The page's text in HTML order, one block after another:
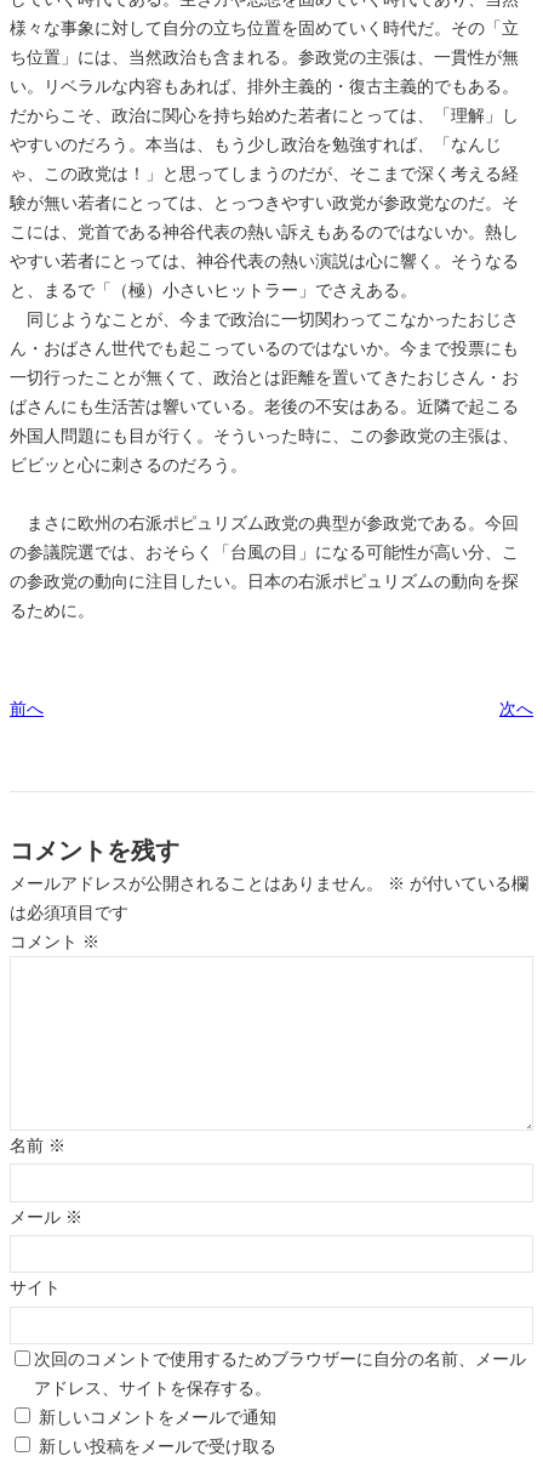
様々な事象に対して自分の立ち位置を固めていく時代だ。その「立
ち位置」には、当然政治も含まれる。参政党の主張は、一貫性が無
い。リベラルな内容もあれば、排外主義的・復古主義的でもある。
だからこそ、政治に関心を持ち始めた若者にとっては、「理解」し
やすいのだろう。本当は、もう少し政治を勉強すれば、「なんじ
ゃ、この政党は！」と思ってしまうのだが、そこまで深く考える経
験が無い若者にとっては、とっつきやすい政党が参政党なのだ。そ
こには、党首である神谷代表の熱い訴えもあるのではないか。熱し
やすい若者にとっては、神谷代表の熱い演説は心に響く。そうなる
と、まるで「（極）小さいヒットラー」でさえある。
同じようなことが、今まで政治に一切関わってこなかったおじさ
ん・おばさん世代でも起こっているのではないか。今まで投票にも
一切行ったことが無くて、政治とは距離を置いてきたおじさん・お
ばさんにも生活苦は響いている。老後の不安はある。近隣で起こる
外国人問題にも目が行く。そういった時に、この参政党の主張は、
ビビッと心に刺さるのだろう。
まさに欧州の右派ポピュリズム政党の典型が参政党である。今回
の参議院選では、おそらく「台風の目」になる可能性が高い分、こ
の参政党の動向に注目したい。日本の右派ポピュリズムの動向を探
るために。
前へ 次へ
コメントを残す
メールアドレスが公開されることはありません。 ※ が付いている欄
は必須項目です
コメント ※
名前 ※
メール ※
サイト
次回のコメントで使用するためブラウザーに自分の名前、メール
アドレス、サイトを保存する。
新しいコメントをメールで通知
新しい投稿をメールで受け取る